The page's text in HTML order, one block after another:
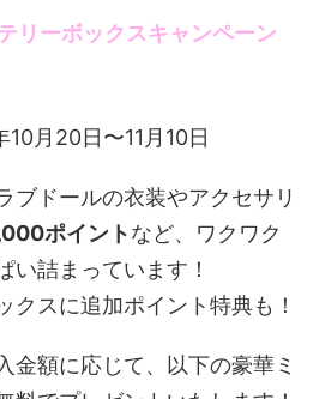
リーボックスキャンペーン
月20日〜11月10日
ブドールの衣装やアクセサリ
ポイントなど、ワクワク
い詰まっています！
クスに追加ポイント特典も！
金額に応じて、以下の豪華ミ